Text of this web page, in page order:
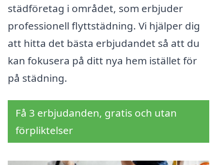
städföretag i området, som erbjuder
professionell flyttstädning. Vi hjälper dig
att hitta det bästa erbjudandet så att du
kan fokusera på ditt nya hem istället för
på städning.
Få 3 erbjudanden, gratis och utan
förpliktelser